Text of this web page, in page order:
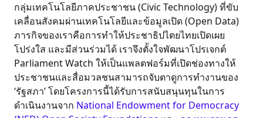
กลุ่มเทคโนโลยีภาคประชาชน (Civic Technology) ที่ขับ
เคลื่อนสังคมผ่านเทคโนโลยีและข้อมูลเปิด (Open Data)
ภารกิจของเราคือการทำให้ประชาธิปไตยไทยเปิดเผย
โปร่งใส และมีส่วนร่วมได้ เราจึงตั้งใจพัฒนาโปรเจกต์
Parliament Watch ให้เป็นแพลตฟอร์มที่เปิดช่องทางให้
ประชาชนและสื่อมวลชนสามารถจับตาดูการทำงานของ
‘รัฐสภา’ โดยโครงการนี้ได้รับการสนับสนุนทุนในการ
ดำเนินงานจาก National Endowment for Democracy